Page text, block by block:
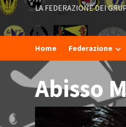
LA FEDERAZIONE DEI
Home Federazione
Abisso